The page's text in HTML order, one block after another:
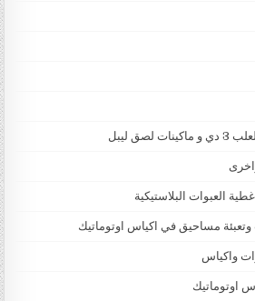
ليبل
العبوات البلاستيكية
وتعبئة مساحيق في اكياس اوتوماتيك
واكياس
اوتوماتيك